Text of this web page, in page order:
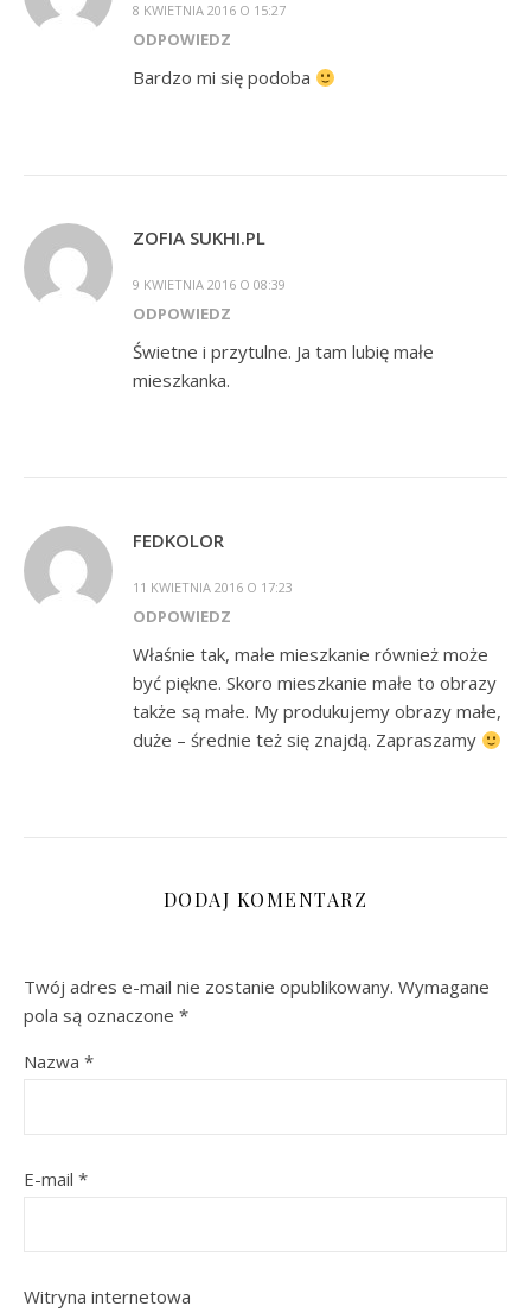
8 KWIETNIA 2016 O 15:27
ODPOWIEDZ
Bardzo mi się podoba
ZOFIA SUKHI.PL
9 KWIETNIA 2016 O 08:39
ODPOWIEDZ
Świetne i przytulne. Ja tam lubię małe
mieszkanka.
FEDKOLOR
11 KWIETNIA 2016 O 17:23
ODPOWIEDZ
Właśnie tak, małe mieszkanie również może
być piękne. Skoro mieszkanie małe to obrazy
także są małe. My produkujemy obrazy małe,
duże – średnie też się znajdą. Zapraszamy
DODAJ KOMENTARZ
Twój adres e-mail nie zostanie opublikowany. Wymagane
pola są oznaczone *
Nazwa *
E-mail *
Witryna internetowa